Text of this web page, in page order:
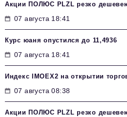
Акции ПОЛЮС PLZL резко
07 августа 18:41
Курс юаня опустился до 11,4936
07 августа 18:41
Индекс IMOEX2 на открытии
07 августа 08:38
Акции ПОЛЮС PLZL резко